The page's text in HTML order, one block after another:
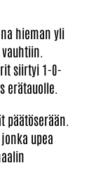
hieman yli
siirtyi 1-0-
erätauolle.
jonka upea